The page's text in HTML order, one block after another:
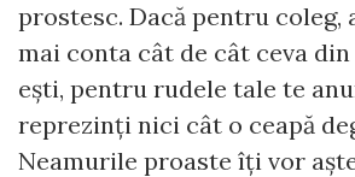
prostesc. Dacă pentru coleg,
mai conta cât de cât ceva
ești, pentru rudele tale te
reprezinți nici cât o ceapă
Neamurile proaste îți vor